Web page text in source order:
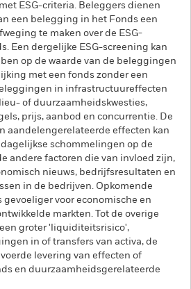
ESG-criteria. Beleggers dienen
een belegging in het Fonds een
te maken over de ESG-
Een dergelijke ESG-screening kan
op de waarde van de beleggingen
met een fonds zonder een
in infrastructuureffecten
of duurzaamheidskwesties,
prijs, aanbod en concurrentie. De
aandelengerelateerde effecten kan
schommelingen op de
andere factoren die van invloed zijn,
nieuws, bedrijfsresultaten en
in de bedrijven. Opkomende
voor economische en
markten. Tot de overige
groter 'liquiditeitsrisico',
in of transfers van activa, de
levering van effecten of
en duurzaamheidsgerelateerde